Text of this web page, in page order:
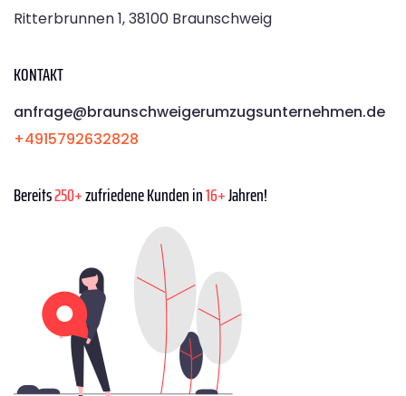
Ritterbrunnen 1, 38100 Braunschweig
KONTAKT
anfrage@braunschweigerumzugsunternehmen.de
+4915792632828
Bereits250+zufriedene Kunden in16+Jahren!